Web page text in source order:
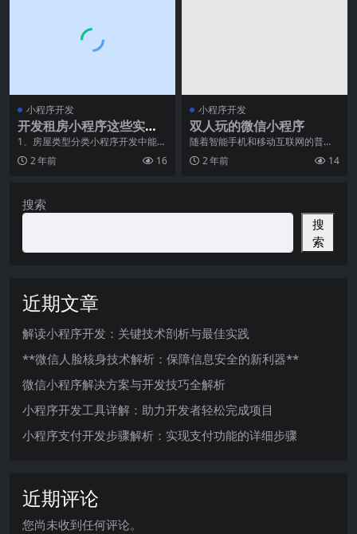
小程序开发
开发租房小程序这些实用
的功能会有更多人使用
1、房屋类型分类小程序开发中能按
不同房屋类型分类，出租屋分类，
二手房分类，小区分
2 年前 16
小程序开发
双人玩的微信小程序
随着智能手机和移动互联网的普
及，微信小程序成为了人们生活中
不可或缺的一部分。微信
2 年前 14
搜索
搜
索
近期文章
解读小程序开发：关键技术剖析与最佳实践
**微信人脸核身技术解析：保障信息安全的新利器**
微信小程序解决方案与开发技巧全解析
小程序开发工具详解：助力开发者轻松完成项目
小程序支付开发步骤解析：实现支付功能的详细步骤
近期评论
您尚未收到任何评论。